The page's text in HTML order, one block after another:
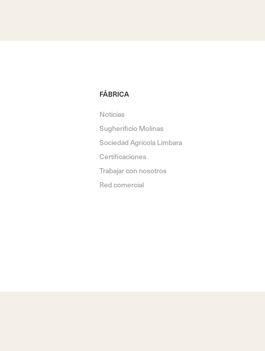
FÁBRICA
Noticias
Sugherificio Molinas
Sociedad Agricola Limbara
Certificaciones
Trabajar con nosotros
Red comercial